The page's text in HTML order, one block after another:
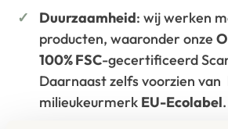
Duurzaamheid: wij werken
producten, waaronder onze
100% FSC-gecertificeerd
Daarnaast zelfs voorzien van
milieukeurmerk EU-Ecolabel.